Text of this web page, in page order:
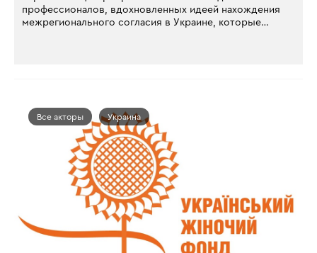
профессионалов, вдохновленных идеей нахождения
межрегионального согласия в Украине, которые…
Все акторы Украина